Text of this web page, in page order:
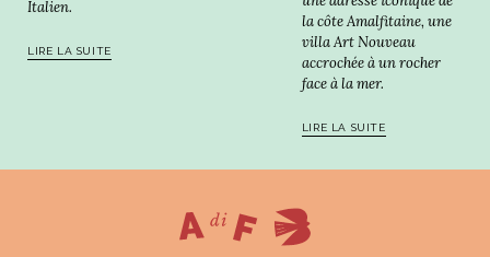
Italien.
LIRE LA SUITE
la côte Amalfitaine, une
villa Art Nouveau
accrochée à un rocher
face à la mer.
LIRE LA SUITE